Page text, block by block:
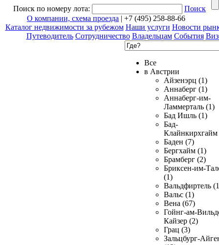
Поиск по номеру лота:
Поиск
О компании, схема проезда | +7 (495) 258-88-66
Каталог недвижимости за рубежом Наши услуги Новости
Путеводитель Сотрудничество Владельцам События
Все
в Австрии
Айзенэрц (1)
Аннаберг (1)
Аннаберг-им-
Ламмерталь (1)
Бад Ишль (1)
Бад-
Клайнкирхгайм
Баден (7)
Бергхайм (1)
Брамберг (2)
Бриксен-им-
(1)
Вальдфиртель
Вальс (1)
Вена (67)
Гойнг-ам-
Кайзер (2)
Грац (3)
Зальцбург-